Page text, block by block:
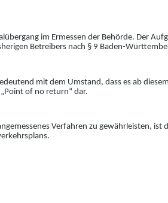
im Ermessen der Behörde. Der
Betreibers nach § 9 Baden-
mit dem Umstand, dass es ab
of no return“ dar.
Verfahren zu gewährleisten, ist